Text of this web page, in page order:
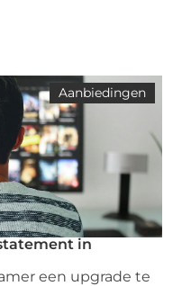
Aanbiedingen
in
een upgrade te